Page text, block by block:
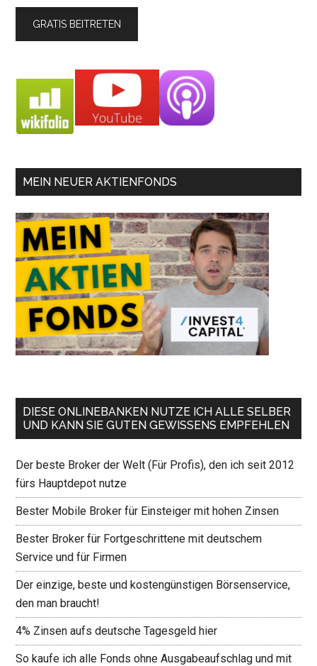
MEIN NEUER AKTIENFONDS
DIESE ONLINEBANKEN NUTZE ICH ALLE SELBER
UND KANN SIE GUTEN GEWISSENS EMPFEHLEN
Der beste Broker der Welt (Für Profis), den ich seit 2012
fürs Hauptdepot nutze
Bester Mobile Broker für Einsteiger mit hohen Zinsen
Bester Broker für Fortgeschrittene mit deutschem
Service und für Firmen
Der einzige, beste und kostengünstigen Börsenservice,
den man braucht!
4% Zinsen aufs deutsche Tagesgeld hier
So kaufe ich alle Fonds ohne Ausgabeaufschlag und mit